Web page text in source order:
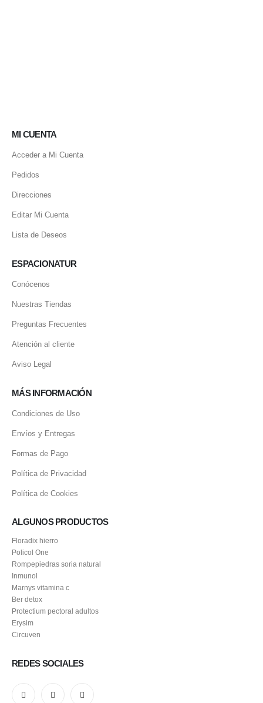
MI CUENTA
Acceder a Mi Cuenta
Pedidos
Direcciones
Editar Mi Cuenta
Lista de Deseos
ESPACIONATUR
Conócenos
Nuestras Tiendas
Preguntas Frecuentes
Atención al cliente
Aviso Legal
MÁS INFORMACIÓN
Condiciones de Uso
Envíos y Entregas
Formas de Pago
Política de Privacidad
Política de Cookies
ALGUNOS PRODUCTOS
Floradix hierro
Policol One
Rompepiedras soria natural
Inmunol
Marnys vitamina c
Ber detox
Protectium pectoral adultos
Erysim
Circuven
REDES SOCIALES